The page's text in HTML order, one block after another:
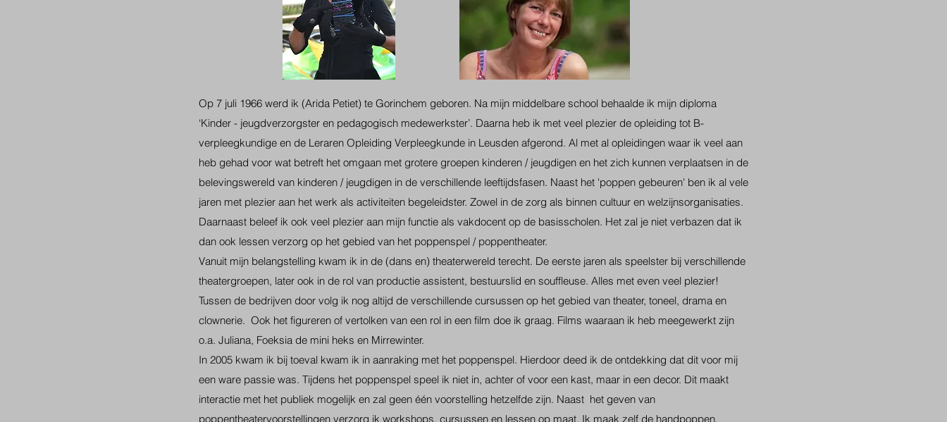
Op 7 juli 1966 werd ik (Arida Petiet) te Gorinchem geboren. Na mijn middelbare school behaalde ik mijn diploma
‘Kinder - jeugdverzorgster en pedagogisch medewerkster’. Daarna heb ik met veel plezier de opleiding tot B-
verpleegkundige en de Leraren Opleiding Verpleegkunde in Leusden afgerond. Al met al opleidingen waar ik veel aan
heb gehad voor wat betreft het omgaan met grotere groepen kinderen / jeugdigen en het zich kunnen verplaatsen in de
belevingswereld van kinderen / jeugdigen in de verschillende leeftijdsfasen. Naast het 'poppen gebeuren' ben ik al vele
jaren met plezier aan het werk als activiteiten begeleidster. Zowel in de zorg als binnen cultuur en welzijnsorganisaties.
Daarnaast beleef ik ook veel plezier aan mijn functie als vakdocent op de basisscholen. Het zal je niet verbazen dat ik
dan ook lessen verzorg op het gebied van het poppenspel / poppentheater.
Vanuit mijn belangstelling kwam ik in de (dans en) theaterwereld terecht. De eerste jaren als speelster bij verschillende
theatergroepen, later ook in de rol van productie assistent, bestuurslid en souffleuse. Alles met even veel plezier!
Tussen de bedrijven door volg ik nog altijd de verschillende cursussen op het gebied van theater, toneel, drama en
clownerie. Ook het figureren of vertolken van een rol in een film doe ik graag. Films waaraan ik heb meegewerkt zijn
o.a. Juliana, Foeksia de mini heks en Mirrewinter.
In 2005 kwam ik bij toeval kwam ik in aanraking met het poppenspel. Hierdoor deed ik de ontdekking dat dit voor mij
een ware passie was. Tijdens het poppenspel speel ik niet in, achter of voor een kast, maar in een decor. Dit maakt
interactie met het publiek mogelijk en zal geen één voorstelling hetzelfde zijn. Naast het geven van
poppentheatervoorstellingen verzorg ik workshops, cursussen en lessen op maat. Ik maak zelf de handpoppen,